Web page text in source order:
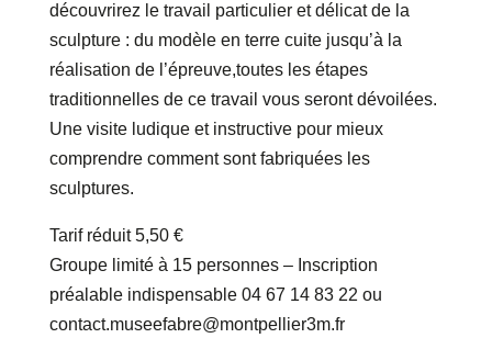
découvrirez le travail particulier et délicat de la
sculpture : du modèle en terre cuite jusqu’à la
réalisation de l’épreuve,toutes les étapes
traditionnelles de ce travail vous seront dévoilées.
Une visite ludique et instructive pour mieux
comprendre comment sont fabriquées les
sculptures.
Tarif réduit 5,50 €
Groupe limité à 15 personnes – Inscription
préalable indispensable 04 67 14 83 22 ou
contact.museefabre@montpellier3m.fr